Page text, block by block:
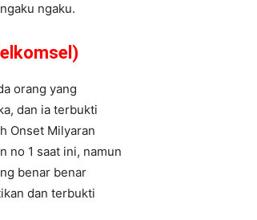
ngaku.
orang yang
dan ia terbukti
Onset Milyaran
no 1 saat ini, namun
benar benar
dan terbukti